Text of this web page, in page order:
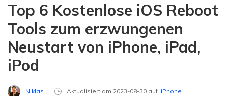
Top 6 Kostenlose iOS Reboot
Tools zum erzwungenen
Neustart von iPhone, iPad,
iPod
Niklas Aktualisiert am 2023-08-30 auf iPhone